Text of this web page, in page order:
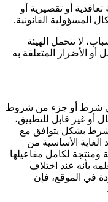
أو تقصيرية أو
المسؤولية القانونية.
لا تتحمل الهيئة
الأضرار المتعلقة به
أي شرط أو جزء من شروط
أو غير قابل للتطبيق،
بشكل يتوافق مع
الغاية الأساسية من
ومنتجة لكامل مفاعيلها
بأنه عند اختلاف
في الموقع، فإن